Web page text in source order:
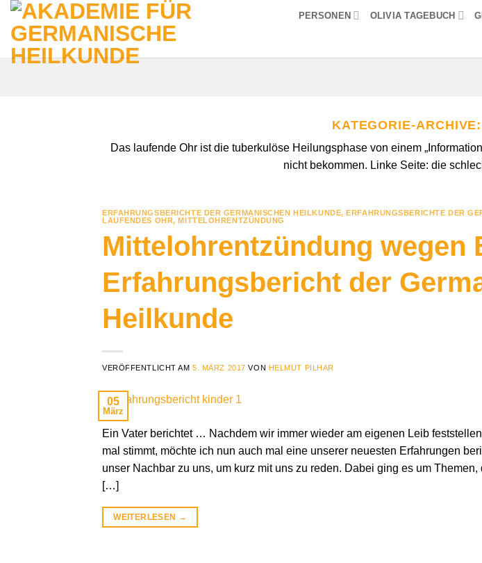
Zum
Inhalt
springen
PERSONEN OLIVIA TAGEBUCH
KATEGORIE-ARCHIVE:
Das laufende Ohr ist die tuberkulöse Heilungsphase von einem
nicht bekommen. Linke Seite: die
ERFAHRUNGSBERICHTE DER GERMANISCHEN HEILKUNDE,ERFAHRUNGSBERICHTE DER
LAUFENDES OHR,MITTELOHRENTZÜNDUNG
Mittelohrentzündung wegen
Erfahrungsbericht der
Heilkunde
VERÖFFENTLICHT AM5. MÄRZ 2017 VON HELMUT PILHAR
05
März
Ein Vater berichtet … Nachdem wir immer wieder am eigenen Leib
mal stimmt, möchte ich nun auch mal eine unserer neuesten Erfahrungen
unser Nachbar zu uns, um kurz mit uns zu reden. Dabei ging es um
[…]
WEITERLESEN →